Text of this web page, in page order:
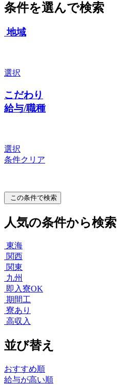
条件を選んで検索
地域
選択
こだわり
給与/職種
選択
条件クリア
この条件で検索
人気の条件から検索
東海
関西
関東
九州
即入寮OK
期間工
寮あり
高収入
並び替え
おすすめ順
給与が高い順